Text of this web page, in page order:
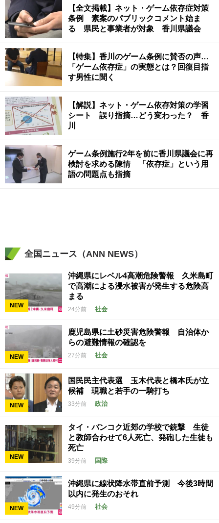
【全文掲載】ネット・ゲーム依存症対策
条例 素案のパブリックコメント始ま
る 県民と事業者が対象 香川県議会
【特集】香川のゲーム条例に賛否の声…
「ゲーム依存症」の実態とは？回復目指
す男性に聞く
【解説】ネット・ゲーム依存対策の学習
シート 誤り指摘…どう変わった？ 香
川
ゲーム条例施行2年を前に香川県議会に再
検討を求める陳情 「依存症」という用
語の問題点も指摘
全国ニュース（ANN NEWS）
NEW
沖縄県にレベル4高潮危険警報 久米島町
で高潮による浸水被害が発生する危険高
まる
24分前 社会
NEW
鹿児島県に土砂災害危険警報 自治体か
らの避難情報の確認を
27分前 社会
NEW
国民民主代表選 玉木代表と橋本氏が立
候補 現職と若手の一騎打ち
33分前 政治
NEW
タイ・バンコク近郊の学校で銃撃 生徒
と教師合わせて6人死亡、発砲した生徒も
死亡
39分前 国際
NEW
沖縄県に線状降水帯直前予測 今後3時間
以内に発生のおそれ
49分前 社会